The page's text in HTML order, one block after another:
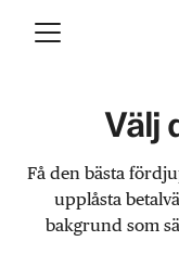
Välj
Få den bästa
upplåsta
bakgrund som